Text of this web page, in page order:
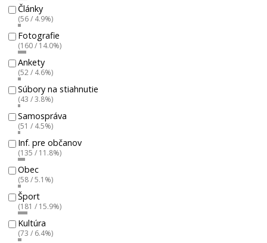
Články
(56 / 4.9%)
Fotografie
(160 / 14.0%)
Ankety
(52 / 4.6%)
Súbory na stiahnutie
(43 / 3.8%)
Samospráva
(51 / 4.5%)
Inf. pre občanov
(135 / 11.8%)
Obec
(58 / 5.1%)
Šport
(181 / 15.9%)
Kultúra
(73 / 6.4%)